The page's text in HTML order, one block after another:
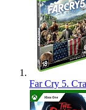
Far Cry 5.